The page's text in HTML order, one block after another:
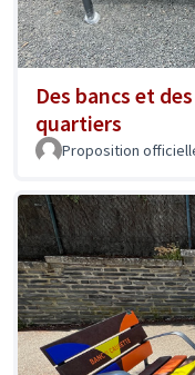
Des bancs et
quartiers
Proposition